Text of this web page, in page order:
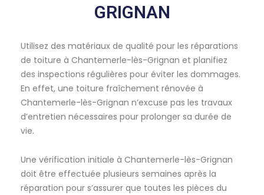
GRIGNAN
Utilisez des matériaux de qualité pour les réparations
de toiture à Chantemerle-lès-Grignan et planifiez
des inspections régulières pour éviter les dommages.
En effet, une toiture fraîchement rénovée à
Chantemerle-lès-Grignan n’excuse pas les travaux
d’entretien nécessaires pour prolonger sa durée de
vie.
Une vérification initiale à Chantemerle-lès-Grignan
doit être effectuée plusieurs semaines après la
réparation pour s’assurer que toutes les pièces du